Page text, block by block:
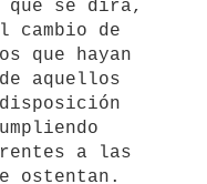
cambio de
que hayan
aquellos
a las
ostentan.